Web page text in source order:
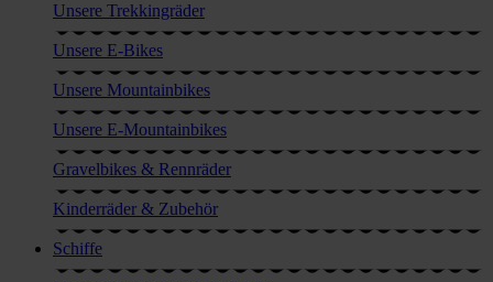
Unsere Trekkingräder
Unsere E-Bikes
Unsere Mountainbikes
Unsere E-Mountainbikes
Gravelbikes & Rennräder
Kinderräder & Zubehör
Schiffe